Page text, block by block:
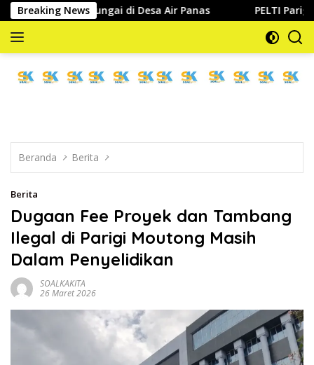
Langsung
ke
konten
Breaking News
Sungai di Desa Air Panas PELTI Parigi Moutong
mengabarkan
Beranda Berita
Berita
Dugaan Fee Proyek dan Tambang
Ilegal di Parigi Moutong Masih
Dalam Penyelidikan
SOALKAKITA
26 Maret 2026